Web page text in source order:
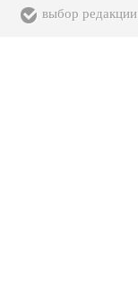
выбор редакции